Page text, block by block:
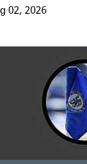
02, 2026